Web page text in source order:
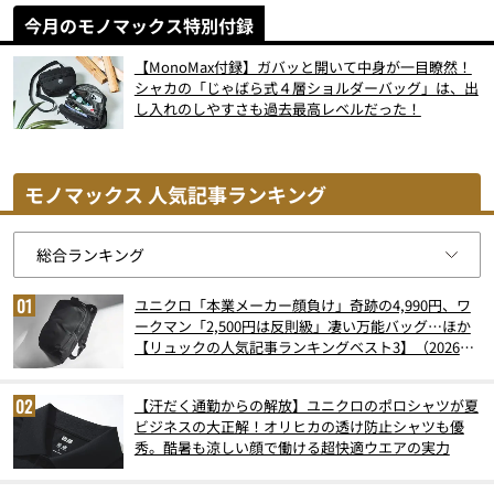
今月のモノマックス特別付録
【MonoMax付録】ガバッと開いて中身が一目瞭然！
シャカの「じゃばら式４層ショルダーバッグ」は、出
し入れのしやすさも過去最高レベルだった！
モノマックス 人気記事ランキング
ユニクロ「本業メーカー顔負け」奇跡の4,990円、ワ
ークマン「2,500円は反則級」凄い万能バッグ…ほか
【リュックの人気記事ランキングベスト3】（2026年
【汗だく通勤からの解放】ユニクロのポロシャツが夏
ビジネスの大正解！オリヒカの透け防止シャツも優
秀。酷暑も涼しい顔で働ける超快適ウエアの実力